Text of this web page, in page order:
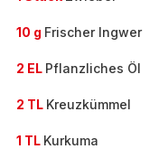
10 g Frischer Ingwer
2 EL Pflanzliches Öl
2 TL Kreuzkümmel
1 TL Kurkuma